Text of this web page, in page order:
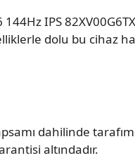
IPS
dolu bu cihaz
dahilinde
altındadır.